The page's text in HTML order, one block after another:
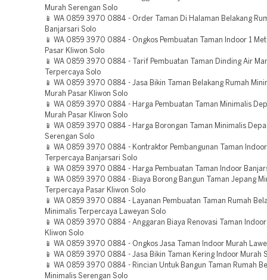
Murah Serengan Solo
📱 WA 0859 3970 0884 - Order Taman Di Halaman Belakang
Banjarsari Solo
📱 WA 0859 3970 0884 - Ongkos Pembuatan Taman Indoor 1
Pasar Kliwon Solo
📱 WA 0859 3970 0884 - Tarif Pembuatan Taman Dinding Air
Terpercaya Solo
📱 WA 0859 3970 0884 - Jasa Bikin Taman Belakang Rumah
Murah Pasar Kliwon Solo
📱 WA 0859 3970 0884 - Harga Pembuatan Taman Minimalis
Murah Pasar Kliwon Solo
📱 WA 0859 3970 0884 - Harga Borongan Taman Minimalis
Serengan Solo
📱 WA 0859 3970 0884 - Kontraktor Pembangunan Taman
Terpercaya Banjarsari Solo
📱 WA 0859 3970 0884 - Harga Pembuatan Taman Indoor
📱 WA 0859 3970 0884 - Biaya Borong Bangun Taman Jepang
Terpercaya Pasar Kliwon Solo
📱 WA 0859 3970 0884 - Layanan Pembuatan Taman Rumah
Minimalis Terpercaya Laweyan Solo
📱 WA 0859 3970 0884 - Anggaran Biaya Renovasi Taman
Kliwon Solo
📱 WA 0859 3970 0884 - Ongkos Jasa Taman Indoor Murah
📱 WA 0859 3970 0884 - Jasa Bikin Taman Kering Indoor Murah
📱 WA 0859 3970 0884 - Rincian Untuk Bangun Taman Rumah
Minimalis Serengan Solo